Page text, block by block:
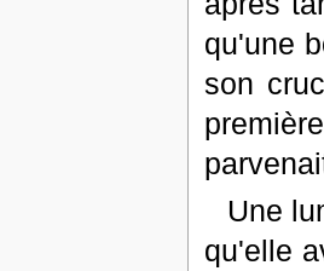
qu'une
son
Une
qu'elle